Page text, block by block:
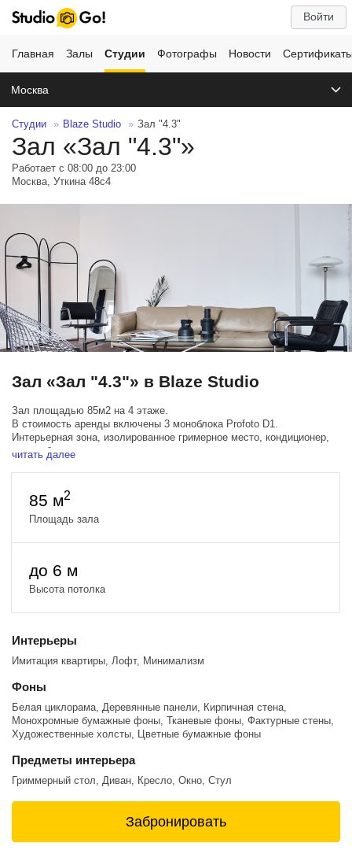
Войти
Главная Залы Студии Фотографы Новости
Москва
Студии Blaze Studio Зал "4.3"
Зал «Зал "4.3"»
Работает с 08:00 до 23:00
Москва, Уткина 48с4
Зал «Зал "4.3"» в Blaze Studio
Зал площадью 85м2 на 4 этаже.
В стоимость аренды включены 3 моноблока Profoto D1.
Интерьерная зона, изолированное гримерное место, кондиционер,
шторы блэкаут.
2 больших окна 3х4м выходят на западную сторону (прямой
Циклорама около окна
На циклораме могут быть следы. Покраска циклорамы - 1500
рублей.
(Интерьер зала может отличаться от фотографий на сайте)
читать далее
85 м2
Площадь зала
до 6 м
Высота потолка
Интерьеры
Имитация квартиры, Лофт, Минимализм
Фоны
Белая циклорама, Деревянные панели, Кирпичная стена,
Монохромные бумажные фоны, Тканевые фоны, Фактурные стены,
Художественные холсты, Цветные бумажные фоны
Предметы интерьера
Гриммерный стол, Диван, Кресло, Окно, Стул
Забронировать